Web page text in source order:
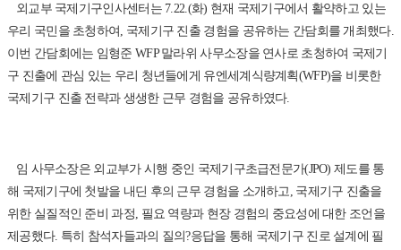
외교부 국제기구인사센터는 7.22.(화) 현재 국제기구에서 활약하고 있는
우리 국민을 초청하여, 국제기구 진출 경험을 공유하는 간담회를 개최했다.
이번 간담회에는 임형준 WFP 말라위 사무소장을 연사로 초청하여 국제기
구 진출에 관심 있는 우리 청년들에게 유엔세계식량계획(WFP)을 비롯한
국제기구 진출 전략과 생생한 근무 경험을 공유하였다.
임 사무소장은 외교부가 시행 중인 국제기구초급전문가(JPO) 제도를 통
해 국제기구에 첫발을 내딘 후의 근무 경험을 소개하고, 국제기구 진출을
위한 실질적인 준비 과정, 필요 역량과 현장 경험의 중요성에 대한 조언을
제공했다. 특히 참석자들과의 질의?응답을 통해 국제기구 진로 설계에 필